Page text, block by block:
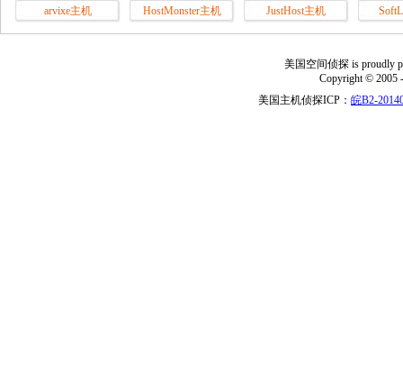
arvixe主机 HostMonster主机 JustHost主机
美国空间侦探 is proudly
Copyright © 2005
美国主机侦探ICP： 皖B2-